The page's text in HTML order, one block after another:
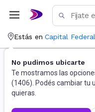
Estás en Capital Federal
No pudimos ubicarte
Te mostramos las
(1406). Podés cambiar tu
quieras.